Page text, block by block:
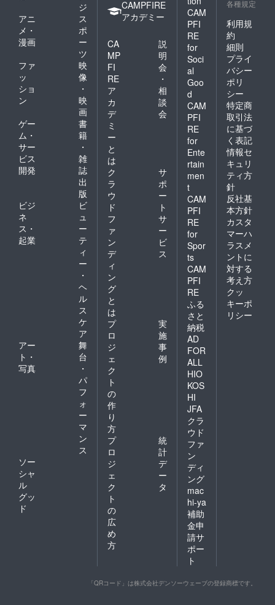
ジ
アニ
メ・
漫画
ス
ポ
ー
ツ
ファ
ッ
ショ
ン
映
像
・
映
画
ゲー
ム・
サー
ビス
開発
書
籍
・
雑
誌
出
版
ビジ
ネ
ス・
起業
ビ
ュ
ー
テ
ィ
ー
・
ヘ
ル
ス
ケ
ア
アー
ト・
写真
舞
台
・
パ
フ
ォ
ー
マ
ン
ス
ソー
シャ
ル
グッ
ド
CAMPFIRE
アカデミー
CA
MP
FI
RE
ア
カ
デ
ミ
ー
と
は
説
明
会
・
相
談
会
ク
ラ
ウ
ド
フ
ァ
ン
デ
ィ
ン
グ
と
は
サ
ポ
ー
ト
サ
ー
ビ
ス
プ
ロ
ジ
ェ
ク
ト
の
作
り
方
実
施
事
例
プ
ロ
ジ
ェ
ク
ト
の
広
め
方
統
計
デ
ー
タ
CAM
PFI
RE
for
Soci
al
Goo
d
CAM
PFI
RE
for
Ente
rtain
men
t
CAM
PFI
RE
for
Spor
ts
CAM
PFI
RE
ふる
さと
納税
AD
FOR
ALL
HIO
KOS
HI
JFA
クラ
ウド
ファ
ン
ディ
ング
mac
hi-ya
補助
金申
請サ
ポー
ト
各種規定
利用規
約
細則
プライ
バシー
ポリ
シー
特定商
取引法
に基づ
く表記
情報セ
キュリ
ティ方
針
反社基
本方針
カスタ
マーハ
ラスメ
ントに
対する
考え方
クッ
キーポ
リシー
「QRコード」は株式会社デンソーウェーブの登録商標です。